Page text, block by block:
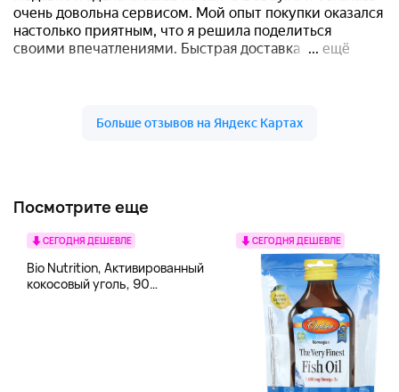
Посмотрите еще
СЕГОДНЯ ДЕШЕВЛЕ
Bio Nutrition, Активированный
кокосовый уголь, 90
СЕГОДНЯ ДЕШЕВЛЕ